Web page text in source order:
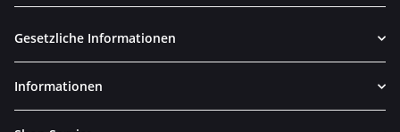
Gesetzliche Informationen
Informationen